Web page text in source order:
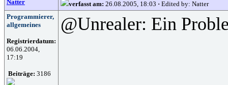
Natter verfasst am: 26.08.2005, 18:03 · Edited by: Natter
Programmierer,
allgemeines
Registrierdatum:
06.06.2004,
17:19
Beiträge: 3186
@Unrealer: Ein